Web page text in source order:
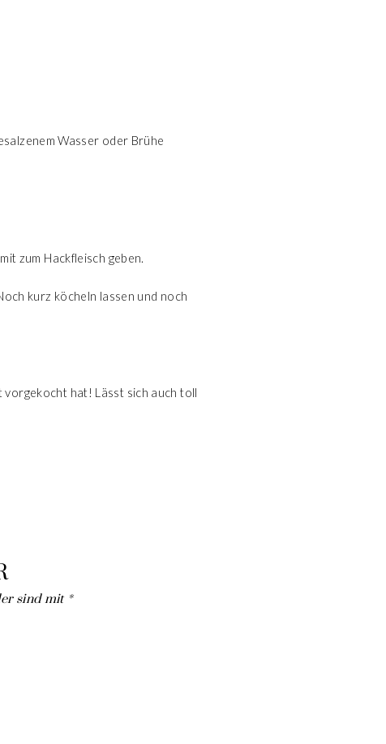
Wasser oder Brühe
zum Hackfleisch geben.
kurz köcheln lassen und noch
hat! Lässt sich auch toll
sind mit *